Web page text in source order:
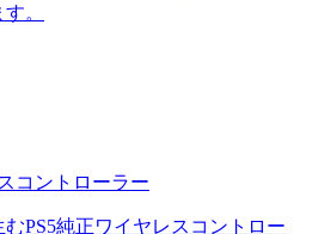
。
コントローラー
PS5純正ワイヤレスコントロー